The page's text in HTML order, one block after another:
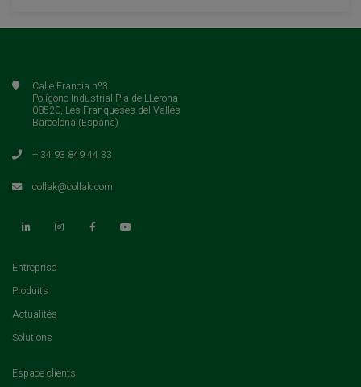
Calle Francia nº3
Polígono Industrial Pla de LLerona
08520, Les Franqueses del Vallés
Barcelona (España)
+ 34 93 849 44 33
collak@collak.com
Entreprise(current)
Produits
Actualités
Solutions
Espace clients